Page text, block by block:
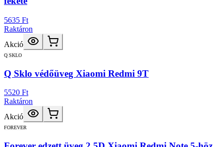
5635 Ft
Raktáron
Akció
Q SKLO
Q Sklo védőüveg Xiaomi Redmi 9T
5520 Ft
Raktáron
Akció
FOREVER